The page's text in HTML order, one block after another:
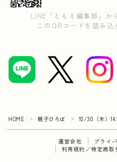
LINE「ともえ編集部」か
このQRコードを読み込
HOME ＞ 親子ひろば ＞ 10/30（木）
運営会社
プライ
利用規約／特定商取